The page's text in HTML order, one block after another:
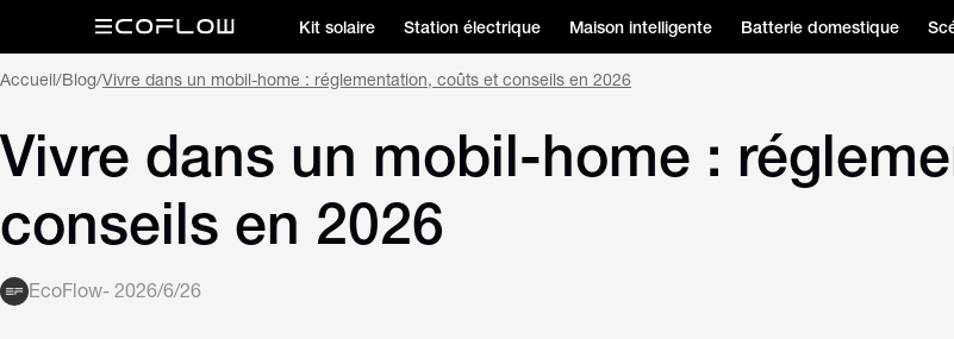
Kit solaire Station électrique Maison intelligente Batterie domestique
Accueil/Blog/Vivre dans un mobil-home : réglementation, coûts et conseils en 2026
Vivre dans un mobil-home :
conseils en 2026
EcoFlow- 2026/6/26